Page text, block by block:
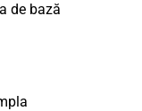
de bază